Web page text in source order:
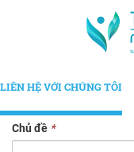
LIÊN HỆ VỚI CHÚNG TÔI
Chủ đề *